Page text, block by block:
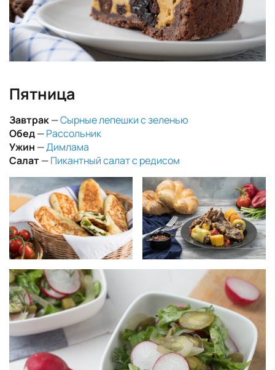
Пятница
Завтрак—Сырные лепешки с зеленью
Обед—Рассольник
Ужин —Димлама
Салат—Пикантный салат с редисом